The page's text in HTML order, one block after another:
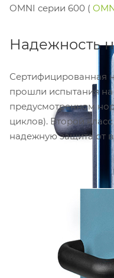
OMNI серии 600 (
Надежность
Сертифицированная
прошли испытания
предусмотренном
циклов). Второй
надежную защита от